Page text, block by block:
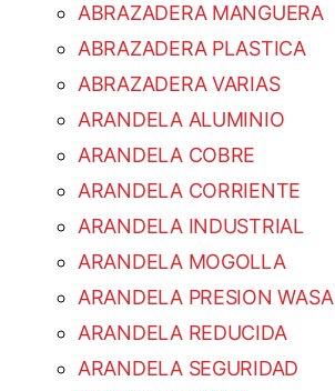
ABRAZADERA MANGUERA
ABRAZADERA PLASTICA
ABRAZADERA VARIAS
ARANDELA ALUMINIO
ARANDELA COBRE
ARANDELA CORRIENTE
ARANDELA INDUSTRIAL
ARANDELA MOGOLLA
ARANDELA PRESION WASA
ARANDELA REDUCIDA
ARANDELA SEGURIDAD